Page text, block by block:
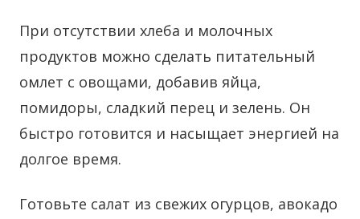
При отсутствии хлеба и молочных
продуктов можно сделать питательный
омлет с овощами, добавив яйца,
помидоры, сладкий перец и зелень. Он
быстро готовится и насыщает энергией на
долгое время.
Готовьте салат из свежих огурцов, авокадо